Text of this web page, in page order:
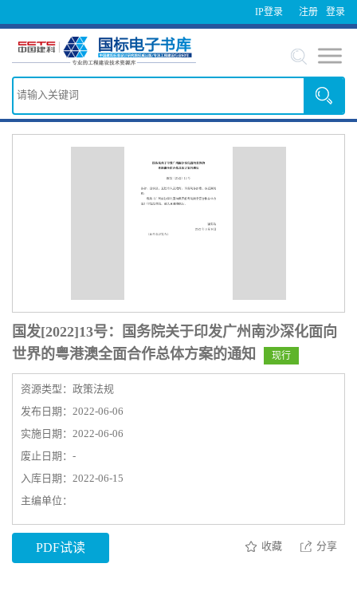
IP登录 登录
注册
国发[2022]13号：国务院关于印发广州南沙深化面向
世界的粤港澳全面合作总体方案的通知
现行
资源类型：政策法规
发布日期：2022-06-06
实施日期：2022-06-06
废止日期：-
入库日期：2022-06-15
主编单位：
PDF试读 收藏 分享